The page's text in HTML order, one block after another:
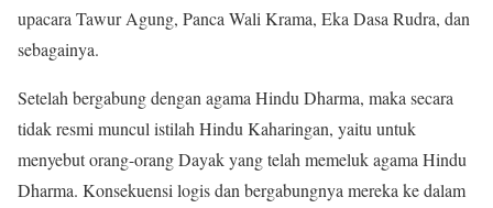
upacara Tawur Agung, Panca Wali Krama, Eka Dasa Rudra, dan
sebagainya.
Setelah bergabung dengan agama Hindu Dharma, maka secara
tidak resmi muncul istilah Hindu Kaharingan, yaitu untuk
menyebut orang-orang Dayak yang telah memeluk agama Hindu
Dharma. Konsekuensi logis dan bergabungnya mereka ke dalam